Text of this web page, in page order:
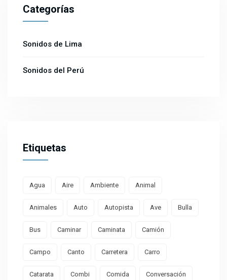
Categorías
Sonidos de Lima
Sonidos del Perú
Etiquetas
Agua Aire Ambiente Animal
Animales Auto Autopista Ave Bulla
Bus Caminar Caminata Camión
Campo Canto Carretera Carro
Catarata Combi Comida Conversación